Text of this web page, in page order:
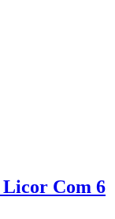
Licor Com 6